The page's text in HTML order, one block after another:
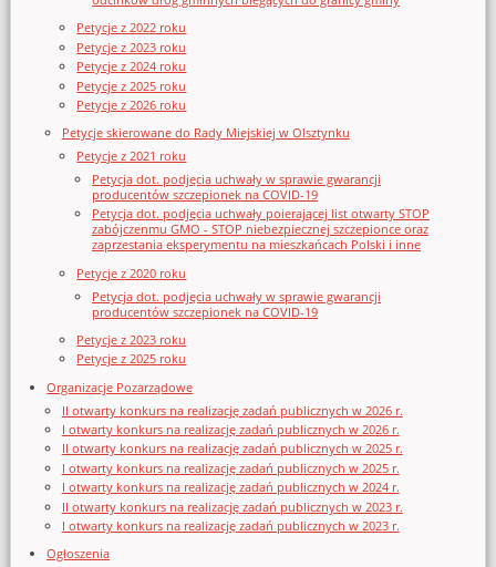
Petycje z 2022 roku
Petycje z 2023 roku
Petycje z 2024 roku
Petycje z 2025 roku
Petycje z 2026 roku
Petycje skierowane do Rady Miejskiej w Olsztynku
Petycje z 2021 roku
Petycja dot. podjęcia uchwały w sprawie gwarancji
producentów szczepionek na COVID-19
Petycja dot. podjęcia uchwały poierającej list otwarty STOP
zabójczenmu GMO - STOP niebezpiecznej szczepionce oraz
zaprzestania eksperymentu na mieszkańcach Polski i inne
Petycje z 2020 roku
Petycja dot. podjęcia uchwały w sprawie gwarancji
producentów szczepionek na COVID-19
Petycje z 2023 roku
Petycje z 2025 roku
Organizacje Pozarządowe
II otwarty konkurs na realizację zadań publicznych w 2026 r.
I otwarty konkurs na realizację zadań publicznych w 2026 r.
II otwarty konkurs na realizację zadań publicznych w 2025 r.
I otwarty konkurs na realizację zadań publicznych w 2025 r.
I otwarty konkurs na realizację zadań publicznych w 2024 r.
II otwarty konkurs na realizację zadań publicznych w 2023 r.
I otwarty konkurs na realizację zadań publicznych w 2023 r.
Ogłoszenia